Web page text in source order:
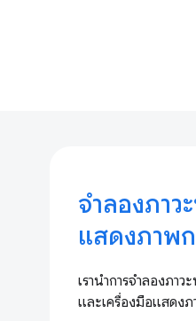
จำลองภาว
แสดงภาพ
เรานำการจำลองภา
และเครื่องมือแสดงภ